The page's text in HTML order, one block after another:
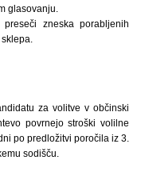
glasovanju.
zneska porabljenih
za volitve v občinski
povrnejo stroški volilne
po predložitvi poročila iz 3.
sodišču.